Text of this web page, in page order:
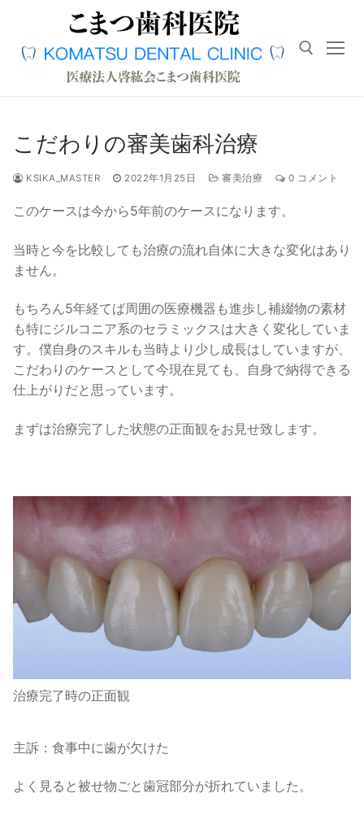
こだわりの審美歯科治療
KSIKA_MASTER 2022年1月25日 審美治療 0 コメント
このケースは今から5年前のケースになります。
当時と今を比較しても治療の流れ自体に大きな変化はあり
ません。
もちろん5年経てば周囲の医療機器も進歩し補綴物の素材
も特にジルコニア系のセラミックスは大きく変化していま
す。僕自身のスキルも当時より少し成長はしていますが、
こだわりのケースとして今現在見ても、自身で納得できる
仕上がりだと思っています。
まずは治療完了した状態の正面観をお見せ致します。
治療完了時の正面観
主訴：食事中に歯が欠けた
よく見ると被せ物ごと歯冠部分が折れていました。